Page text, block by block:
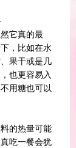
它真的最
，比如在水
果干或是几
也更容易入
用糖也可以
的热量可能
吃一餐会犹